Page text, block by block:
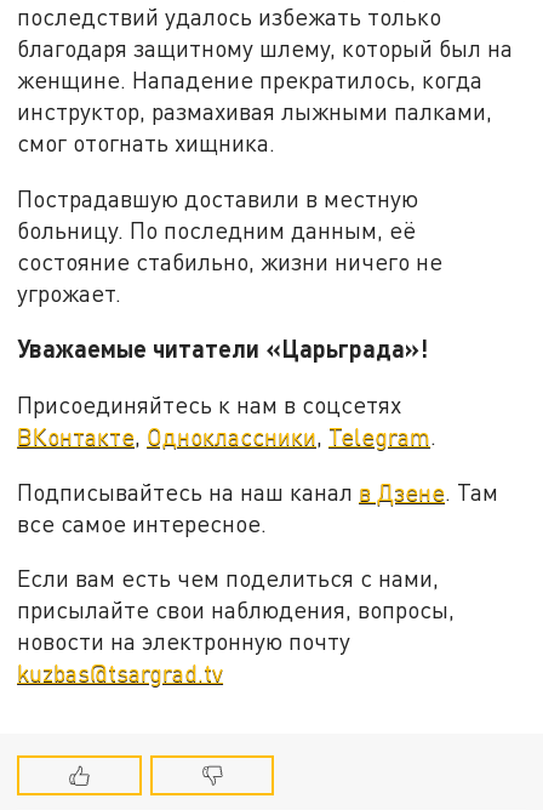
последствий удалось избежать только
благодаря защитному шлему, который был на
женщине. Нападение прекратилось, когда
инструктор, размахивая лыжными палками,
смог отогнать хищника.
Пострадавшую доставили в местную
больницу. По последним данным, её
состояние стабильно, жизни ничего не
угрожает.
Уважаемые читатели «Царьграда»!
Присоединяйтесь к нам в соцсетях
ВКонтакте, Одноклассники, Telegram.
Подписывайтесь на наш канал в Дзене . Там
все самое интересное.
Если вам есть чем поделиться с нами,
присылайте свои наблюдения, вопросы,
новости на электронную почту
kuzbas@tsargrad.tv